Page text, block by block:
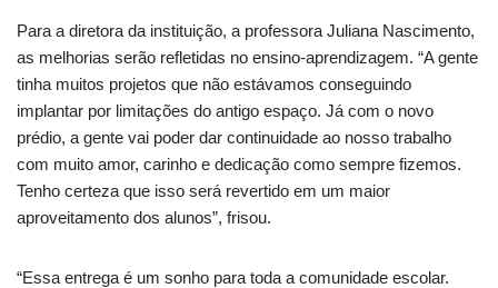
Para a diretora da instituição, a professora Juliana Nascimento,
as melhorias serão refletidas no ensino-aprendizagem. “A gente
tinha muitos projetos que não estávamos conseguindo
implantar por limitações do antigo espaço. Já com o novo
prédio, a gente vai poder dar continuidade ao nosso trabalho
com muito amor, carinho e dedicação como sempre fizemos.
Tenho certeza que isso será revertido em um maior
aproveitamento dos alunos”, frisou.
“Essa entrega é um sonho para toda a comunidade escolar.